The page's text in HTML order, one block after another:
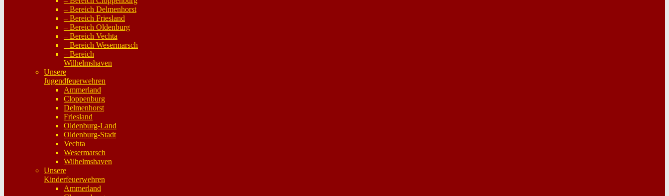
– Bereich Delmenhorst
– Bereich Friesland
– Bereich Oldenburg
– Bereich Vechta
– Bereich Wesermarsch
– Bereich
Wilhelmshaven
Unsere
Jugendfeuerwehren
Ammerland
Cloppenburg
Delmenhorst
Friesland
Oldenburg-Land
Oldenburg-Stadt
Vechta
Wesermarsch
Wilhelmshaven
Unsere
Kinderfeuerwehren
Ammerland